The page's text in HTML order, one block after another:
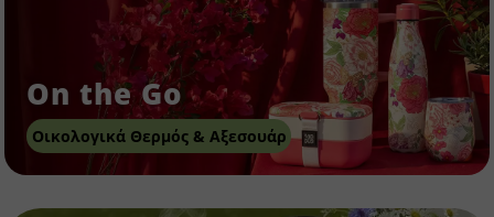
On the Go
Οικολογικά Θερμός & Αξεσουάρ